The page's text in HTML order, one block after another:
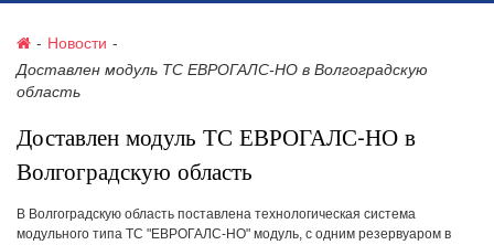
- Новости -
Доставлен модуль ТС ЕВРОГАЛС-НО в Волгоградскую
область
Доставлен модуль ТС ЕВРОГАЛС-НО в
Волгоградскую область
В Волгоградскую область поставлена технологическая система
модульного типа ТС "ЕВРОГАЛС-НО" модуль, с одним резервуаром в